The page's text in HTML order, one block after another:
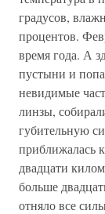
градусов,
процентов.
время года. А
пустыни и
невидимые
линзы,
губительную
приближалась
двадцати
больше
отняло все